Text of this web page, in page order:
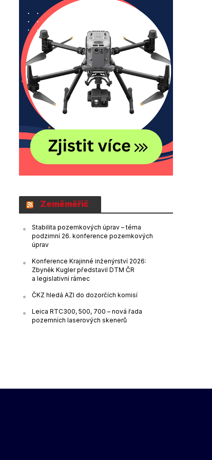
Zeměměřič
Stabilita pozemkových úprav – téma
podzimní 26. konference pozemkových
úprav
Konference Krajinné inženýrství 2026:
Zbyněk Kugler představil DTM ČR
a legislativní rámec
ČKZ hledá AZI do dozorčích komisí
Leica RTC300, 500, 700 – nová řada
pozemních laserových skenerů